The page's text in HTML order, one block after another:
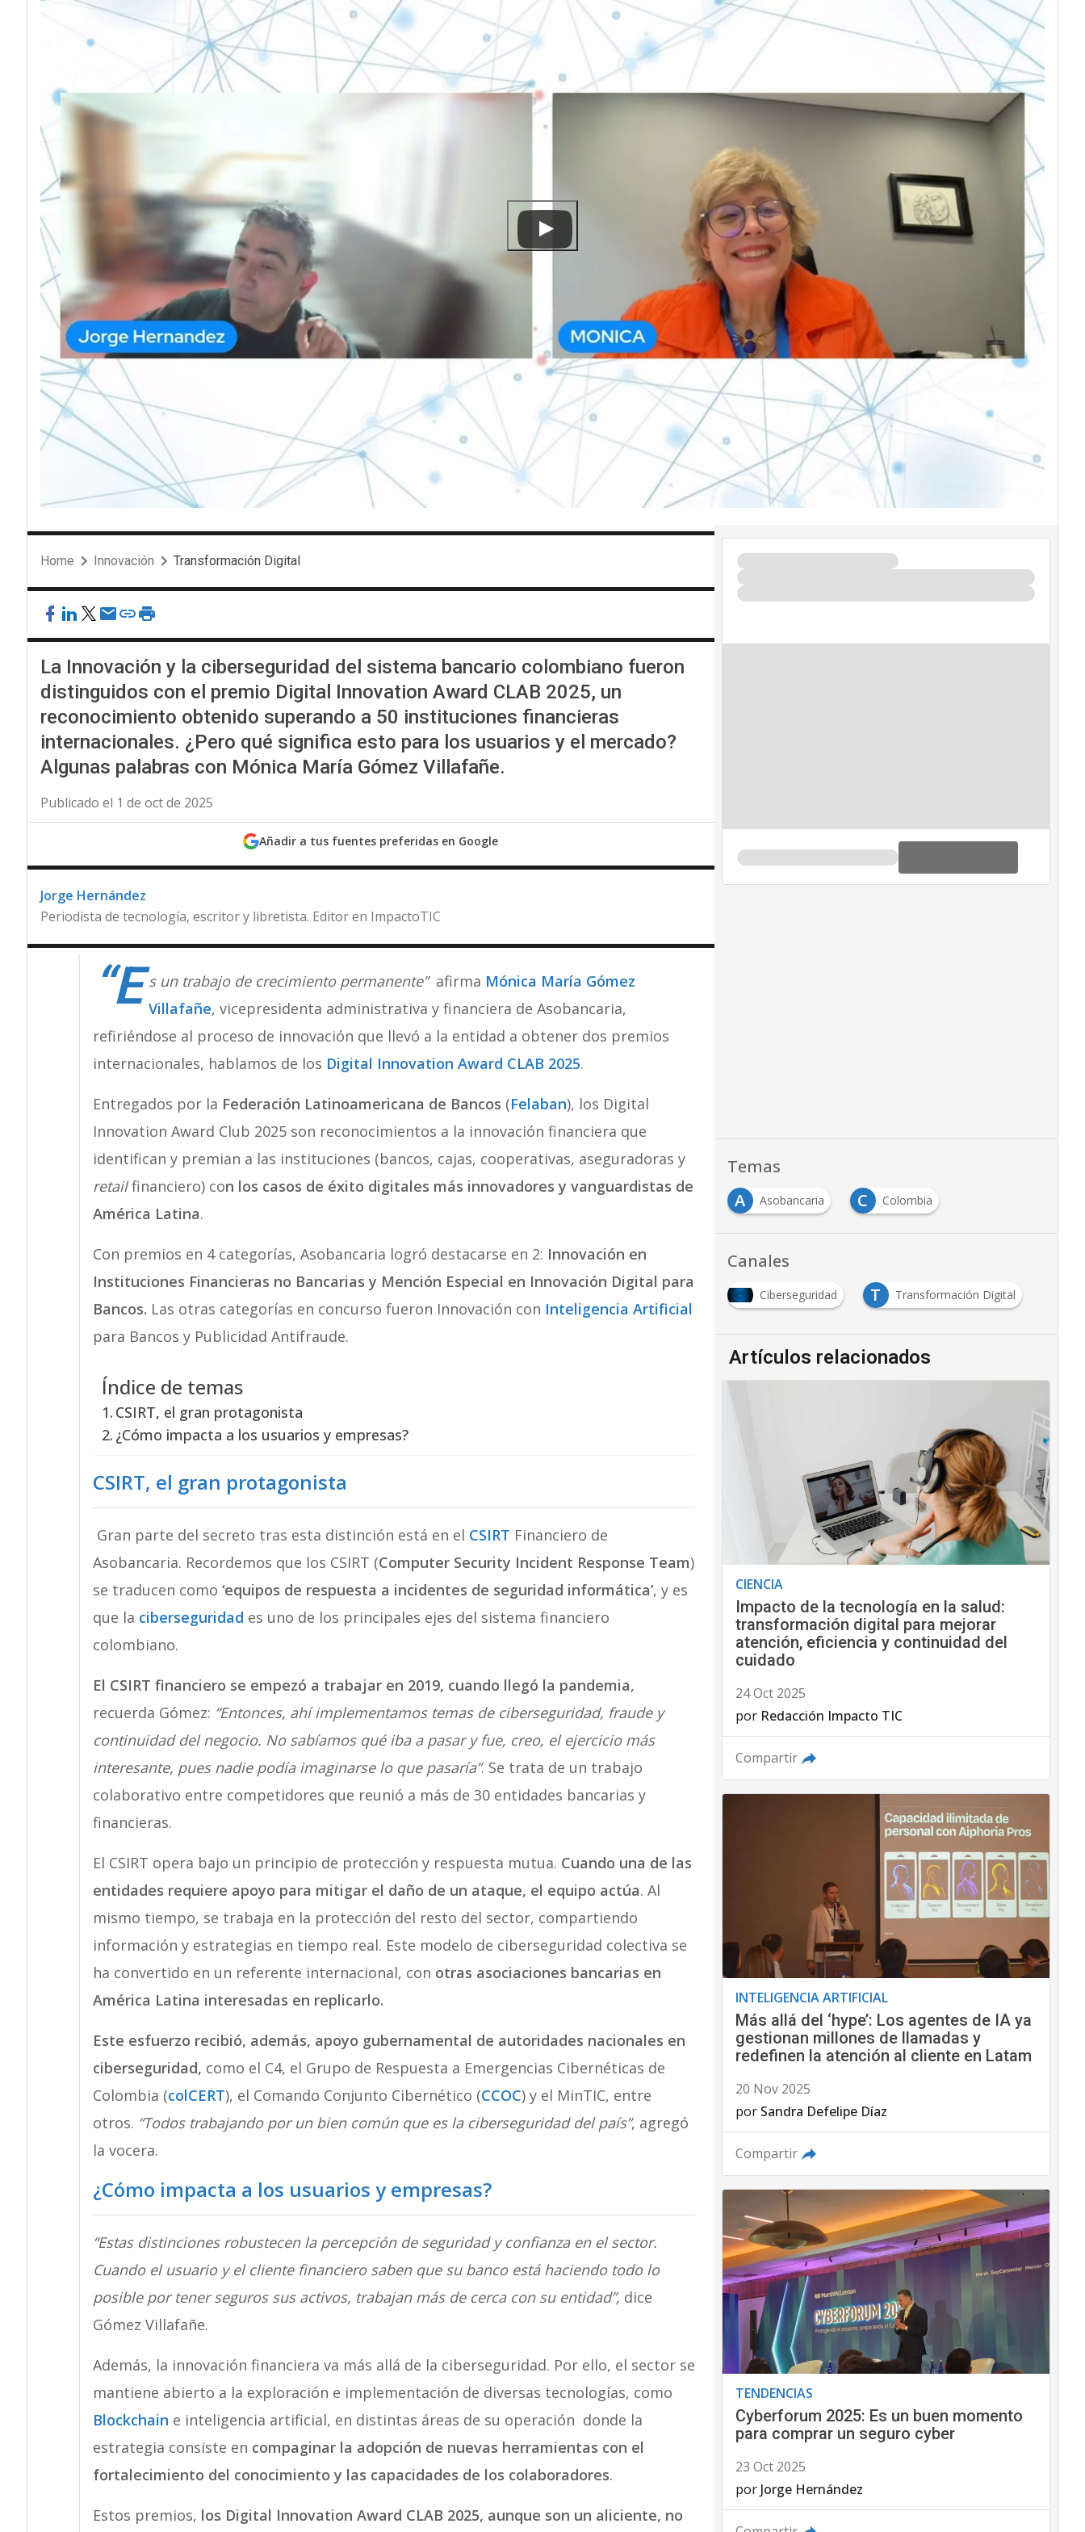
Home Innovación Transformación Digital
La Innovación y la ciberseguridad del sistema bancario colombiano fueron
distinguidos con el premio Digital Innovation Award CLAB 2025, un
reconocimiento obtenido superando a 50 instituciones financieras
internacionales. ¿Pero qué significa esto para los usuarios y el mercado?
Algunas palabras con Mónica María Gómez Villafañe.
Publicado el 1 de oct de 2025
Añadir a tus fuentes preferidas en Google
Jorge Hernández
Periodista de tecnología, escritor y libretista. Editor en ImpactoTIC
“E s un trabajo de crecimiento permanente” afirma Mónica María Gómez
Villafañe, vicepresidenta administrativa y financiera de Asobancaria,
refiriéndose al proceso de innovación que llevó a la entidad a obtener dos premios
internacionales, hablamos de los Digital Innovation Award CLAB 2025.
Entregados por la Federación Latinoamericana de Bancos (Felaban), los Digital
Innovation Award Club 2025 son reconocimientos a la innovación financiera que
identifican y premian a las instituciones (bancos, cajas, cooperativas, aseguradoras y
retailfinanciero) con los casos de éxito digitales más innovadores y vanguardistas de
América Latina.
Con premios en 4 categorías, Asobancaria logró destacarse en 2: Innovación en
Instituciones Financieras no Bancarias y Mención Especial en Innovación Digital para
Bancos. Las otras categorías en concurso fueron Innovación con Inteligencia Artificial
para Bancos y Publicidad Antifraude.
Índice de temas
CSIRT, el gran protagonista
¿Cómo impacta a los usuarios y empresas?
CSIRT, el gran protagonista
Gran parte del secreto tras esta distinción está en el CSIRT Financiero de
Asobancaria. Recordemos que los CSIRT (Computer Security Incident Response Team)
se traducen como ‘equipos de respuesta a incidentes de seguridad informática’, y es
que la ciberseguridad es uno de los principales ejes del sistema financiero
colombiano.
El CSIRT financiero se empezó a trabajar en 2019, cuando llegó la pandemia,
recuerda Gómez: “Entonces, ahí implementamos temas de ciberseguridad, fraude y
continuidad del negocio. No sabíamos qué iba a pasar y fue, creo, el ejercicio más
interesante, pues nadie podía imaginarse lo que pasaría”. Se trata de un trabajo
colaborativo entre competidores que reunió a más de 30 entidades bancarias y
financieras.
El CSIRT opera bajo un principio de protección y respuesta mutua. Cuando una de las
entidades requiere apoyo para mitigar el daño de un ataque, el equipo actúa. Al
mismo tiempo, se trabaja en la protección del resto del sector, compartiendo
información y estrategias en tiempo real. Este modelo de ciberseguridad colectiva se
ha convertido en un referente internacional, con otras asociaciones bancarias en
América Latina interesadas en replicarlo.
Este esfuerzo recibió, además, apoyo gubernamental de autoridades nacionales en
ciberseguridad, como el C4, el Grupo de Respuesta a Emergencias Cibernéticas de
Colombia (colCERT), el Comando Conjunto Cibernético (CCOC) y el MinTIC, entre
otros. “Todos trabajando por un bien común que es la ciberseguridad del país”, agregó
la vocera.
¿Cómo impacta a los usuarios y empresas?
“Estas distinciones robustecen la percepción de seguridad y confianza en el sector.
Cuando el usuario y el cliente financiero saben que su banco está haciendo todo lo
posible por tener seguros sus activos, trabajan más de cerca con su entidad”, dice
Gómez Villafañe.
Además, la innovación financiera va más allá de la ciberseguridad. Por ello, el sector se
mantiene abierto a la exploración e implementación de diversas tecnologías, como
Blockchain e inteligencia artificial, en distintas áreas de su operación donde la
estrategia consiste en compaginar la adopción de nuevas herramientas con el
fortalecimiento del conocimiento y las capacidades de los colaboradores.
Estos premios, los Digital Innovation Award CLAB 2025, aunque son un aliciente, no
Temas
A
Asobancaria C Colombia
Canales
Ciberseguridad T Transformación Digital
Artículos relacionados
CIENCIA
Impacto de la tecnología en la salud:
transformación digital para mejorar
atención, eficiencia y continuidad del
cuidado
24 Oct 2025
por Redacción Impacto TIC
Compartir
INTELIGENCIA ARTIFICIAL
Más allá del ‘hype’: Los agentes de IA ya
gestionan millones de llamadas y
redefinen la atención al cliente en Latam
20 Nov 2025
por Sandra Defelipe Díaz
Compartir
TENDENCIAS
Cyberforum 2025: Es un buen momento
para comprar un seguro cyber
23 Oct 2025
por Jorge Hernández